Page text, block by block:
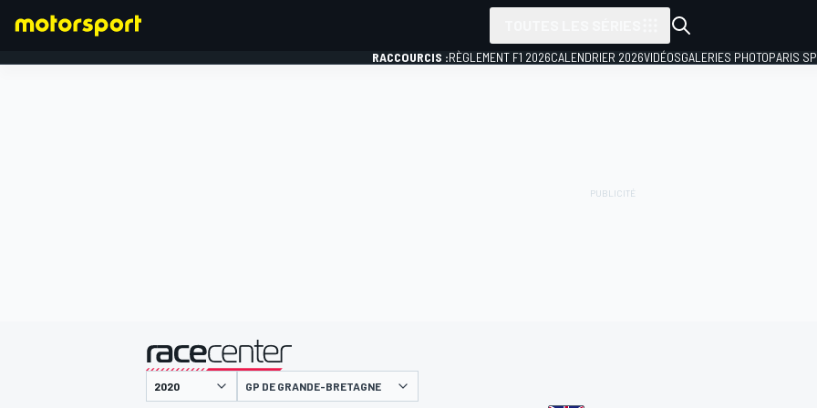
RACCOURCIS :RÈGLEMENT F1 2026CALENDRIER 2026VIDÉOSGALERIES PHOTOPARIS
présenté par
GP DE GRANDE-BRETAGNE